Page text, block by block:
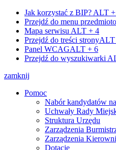
Jak korzystać z BIP? ALT +
Przejdź do menu
Mapa serwisu ALT + 4
Przejdź do treści stronyALT
Panel WCAGALT + 6
Przejdź do wyszukiwarki
zamknij
Pomoc
Nabór kandydatów
Uchwały Rady
Struktura Urzędu
Zarządzenia
Zarządzenia
Dotacje